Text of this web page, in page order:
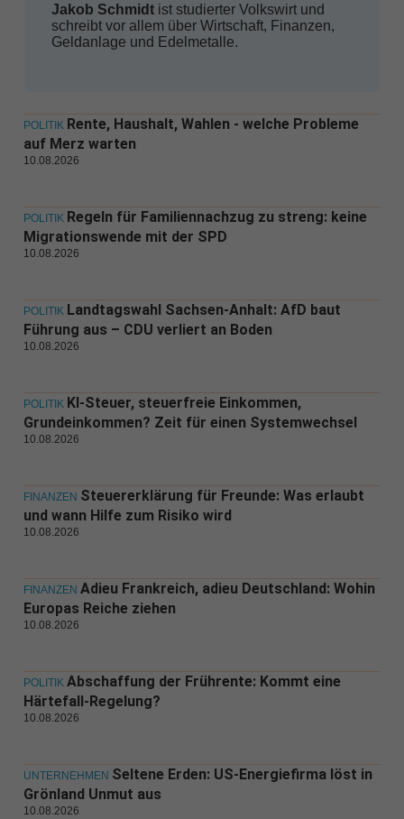
Jakob Schmidtist studierter Volkswirt und
schreibt vor allem über Wirtschaft, Finanzen,
Geldanlage und Edelmetalle.
POLITIK Rente, Haushalt, Wahlen - welche Probleme
auf Merz warten
10.08.2026
POLITIK Regeln für Familiennachzug zu streng: keine
Migrationswende mit der SPD
10.08.2026
POLITIK Landtagswahl Sachsen-Anhalt: AfD baut
Führung aus – CDU verliert an Boden
10.08.2026
POLITIK KI-Steuer, steuerfreie Einkommen,
Grundeinkommen? Zeit für einen Systemwechsel
10.08.2026
FINANZEN Steuererklärung für Freunde: Was erlaubt
und wann Hilfe zum Risiko wird
10.08.2026
FINANZEN Adieu Frankreich, adieu Deutschland: Wohin
Europas Reiche ziehen
10.08.2026
POLITIK Abschaffung der Frührente: Kommt eine
Härtefall-Regelung?
10.08.2026
UNTERNEHMEN Seltene Erden: US-Energiefirma löst in
Grönland Unmut aus
10.08.2026